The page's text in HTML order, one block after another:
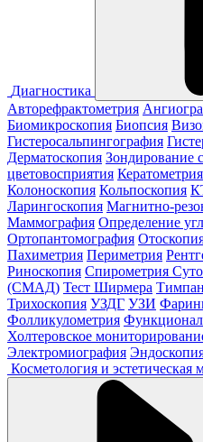
Диагностика
Авторефрактометрия
Биомикроскопия Биопсия
Гистеросальпингография
Дерматоскопия Зондирование
цветовосприятия Кератометрия
Колоноскопия Кольпоскопия
Ларингоскопия Магнитно-
Маммография Определение
Ортопантомография
Пахиметрия Периметрия
Риноскопия Спирометрия
(СМАД) Тест Ширмера
Трихоскопия УЗДГ УЗИ
Фолликулометрия
Холтеровское
Электромиография
Косметология и эстетическая